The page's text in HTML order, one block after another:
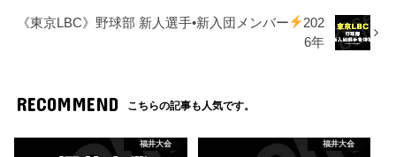
《東京LBC》野球部 新人選手•新入団メンバー
202
6年
RECOMMEND こちらの記事も人気です。
福井大会 福井大会